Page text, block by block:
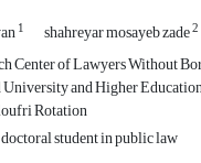
1 shahreyar mosayeb zade2
Center of Lawyers Without
and Higher
Rotation
student in public law